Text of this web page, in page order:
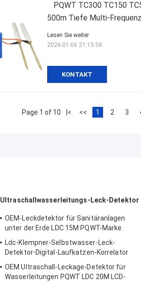
PQWT TC300 TC150
500m Tiefe Multi-
KONTAKT
Lesen Sie weiter
2026-01-06 21:15:58
Page 1 of 10 |< << 1 2 3
Ultraschallwasserleitungs-Leck-Detektor
OEM-Leckdetektor für Sanitäranlagen
unter der Erde LDC 15M PQWT-Marke
Ldc-Klempner-Selbstwasser-Leck-
Detektor-Digital-Laufkatzen-Korrelator
OEM Ultraschall-Leckage-Detektor für
Wasserleitungen PQWT LDC 20M LCD-